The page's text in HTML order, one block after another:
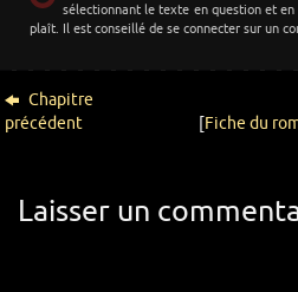
sélectionnant le texte en question et en
plaît. Il est conseillé de se connecter sur un
Chapitre
précédent
[Fiche du
Laisser un